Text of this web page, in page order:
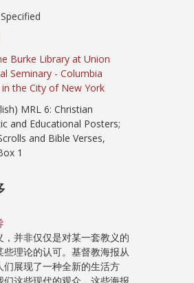
Burke Library at Union
Seminary - Columbia
the City of New York
MRL 6: Christian
and Educational Posters;
and Bible Verses,
1
，并非仅仅是对某一套教义的
些理论的认可。基督教海报从
们展现了一种全新的生活方